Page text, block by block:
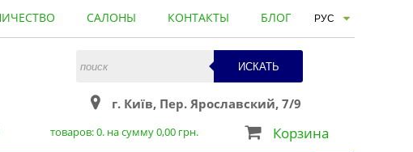
САЛОНЫ КОНТАКТЫ БЛОГ
ИСКАТЬ
г. Київ, Пер. Ярославский, 7/9
товаров:0. на сумму0,00 грн. Корзина